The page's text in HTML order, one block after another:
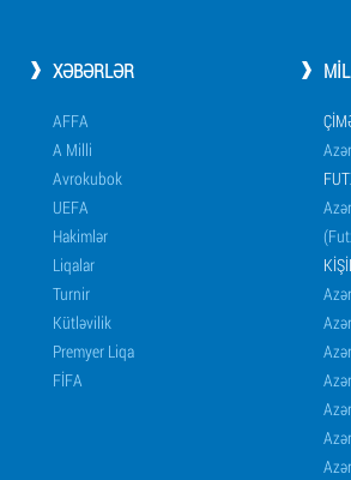
XƏBƏRLƏR
AFFA
A Milli
Avrokubok
UEFA
Hakimlər
Liqalar
Turnir
Kütləvilik
Premyer Liqa
FİFA